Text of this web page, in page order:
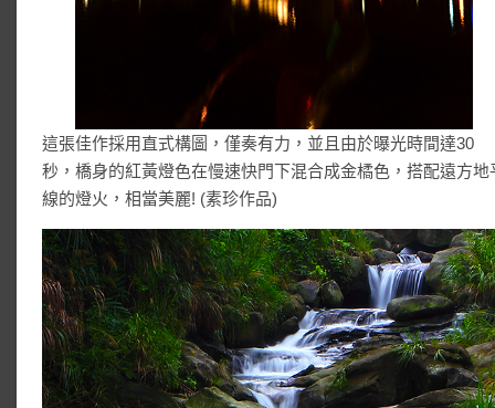
這張佳作採用直式構圖，僅奏有力，並且由於曝光時間達30
秒，橋身的紅黃燈色在慢速快門下混合成金橘色，搭配遠方地
線的燈火，相當美麗! (素珍作品)